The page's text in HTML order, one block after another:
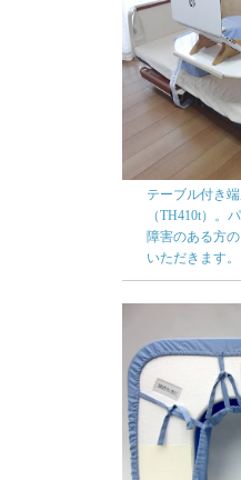
テーブル付き
（TH410t）。
障害のある方
いただきます。